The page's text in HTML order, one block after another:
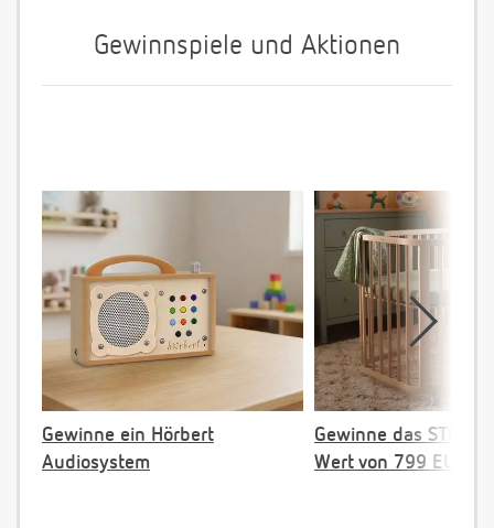
Gewinnspiele und Aktionen
Gewinne ein Hörbert
Audiosystem
Gewinne das
Wert von 799 EUR